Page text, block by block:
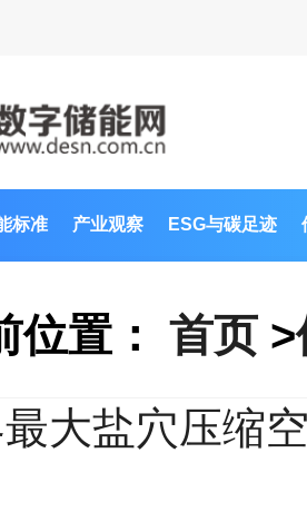
标准 产业观察 ESG与碳足迹
位置： 首页 >
大盐穴压缩